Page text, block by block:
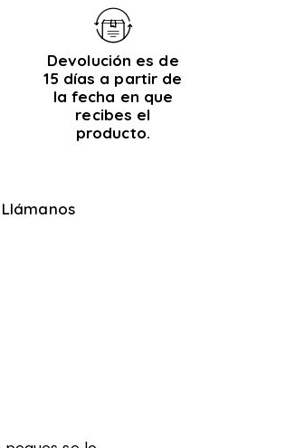
Devolución es de
15 días a partir de
la fecha en que
recibes el
producto.